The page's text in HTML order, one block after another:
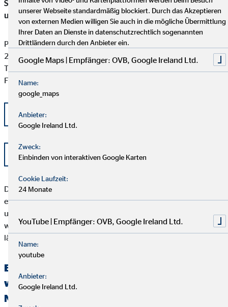
Schlichtungsstelle für gewerbliche Versicherungs-, Anlage-
und Kreditvermittlung
Postfach 101424
20009 Hamburg
Tel: +49 (0) 40 -696 508 - 90
Fax: +49 (0) 40 - 696 508 -91
kontakt@schlichtung-finanzberatung.de
www.schlichtung-finanzberatung.de
Der Kunde sollte beachten, dass das Schlichtungsverfahren
erst angerufen werden kann, wenn seiner Beschwerde durch
unser Unternehmen nicht zu seiner Zufriedenheit abgeholfen
werden konnte, oder unser Unternehmen seine Beschwerde
länger als zwei Monate nicht bearbeitet hat.
Erklärung über die Berücksichtigung der
wichtigsten nachteiligen Auswirkungen auf
Nachhaltigkeitsfaktoren bei der
unserer Webseite standardmäßig blockiert. Durch das Akzeptieren
von externen Medien willigen Sie auch in die mögliche Übermittlung
Ihrer Daten an Dienste in datenschutzrechtlich sogenannten
Drittländern durch den Anbieter ein.
Google Maps | Empfänger: OVB, Google Ireland Ltd.
Name:
google_maps
Anbieter:
Google Ireland Ltd.
Zweck:
Einbinden von interaktiven Google Karten
Cookie Laufzeit:
24 Monate
YouTube | Empfänger: OVB, Google Ireland Ltd.
Name:
youtube
Anbieter:
Google Ireland Ltd.